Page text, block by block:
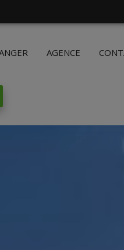
AGENCE